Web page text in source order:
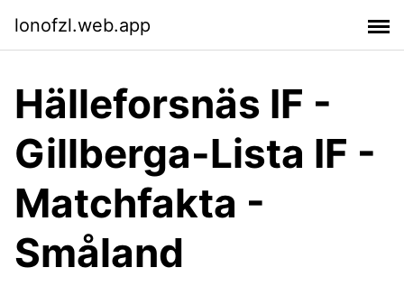
lonofzl.web.app
Hälleforsnäs IF -
Gillberga-Lista IF -
Matchfakta -
Småland